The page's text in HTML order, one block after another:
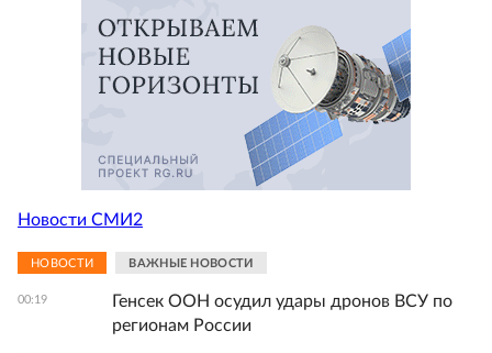
Новости СМИ2
НОВОСТИ ВАЖНЫЕ НОВОСТИ
00:19
Генсек ООН осудил удары дронов ВСУ по
регионам России